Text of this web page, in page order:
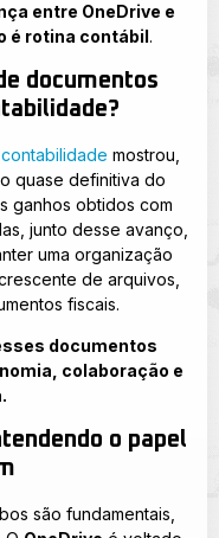
entre OneDrive e
é rotina contábil.
documentos
mostrou,
quase definitiva do
ganhos obtidos com
junto desse avanço,
uma organização
de arquivos,
fiscais.
documentos
colaboração e
o papel
são fundamentais,